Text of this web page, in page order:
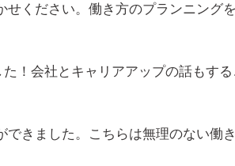
ください。働き方のプランニング
！会社とキャリアアップの話もす
きました。こちらは無理のない働